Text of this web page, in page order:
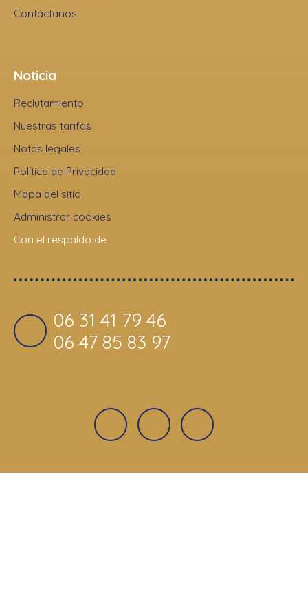
Contáctanos
Noticia
Reclutamiento
Nuestras tarifas
Notas legales
Política de Privacidad
Mapa del sitio
Administrar cookies
Con el respaldo de
06 31 41 79 46
06 47 85 83 97